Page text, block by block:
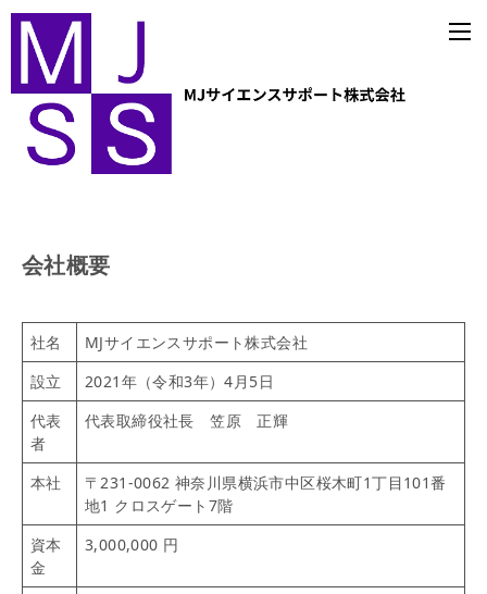
会社概要
社名
MJサイエンスサポート株式会社
設立
2021年（令和3年）4月5日
代表
者
代表取締役社長 笠原 正輝
本社
〒231-0062 神奈川県横浜市中区桜木町1丁目101番
地1 クロスゲート7階
資本
金
3,000,000 円